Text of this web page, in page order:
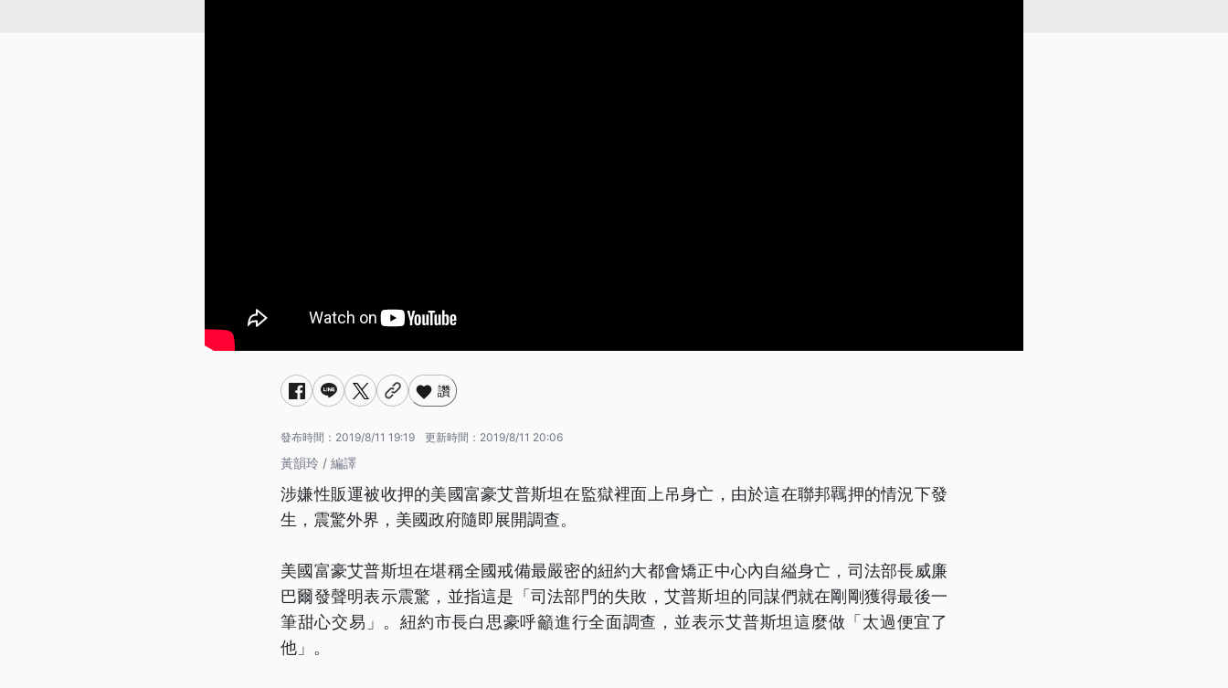
讚
發布時間： 2019/8/11 19:19 更新時間： 2019/8/11 20:06
黃韻玲 / 編譯
涉嫌性販運被收押的美國富豪艾普斯坦在監獄裡面上吊身亡，由於這在聯邦羈押的情況下發
生，震驚外界，美國政府隨即展開調查。
美國富豪艾普斯坦在堪稱全國戒備最嚴密的紐約大都會矯正中心內自縊身亡，司法部長威廉
巴爾發聲明表示震驚，並指這是「司法部門的失敗，艾普斯坦的同謀們就在剛剛獲得最後一
筆甜心交易」。紐約市長白思豪呼籲進行全面調查，並表示艾普斯坦這麼做「太過便宜了
他」。